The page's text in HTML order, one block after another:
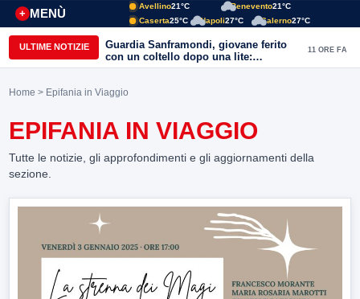
MENÙ
+
Avellino21°C Benevento21°C
Caserta25°C Napoli27°C Salerno27°C
ULTIME NOTIZIE
Guardia Sanframondi, giovane ferito
con un coltello dopo una lite:
individuato il presunto autore
11 ORE FA
Home > Epifania in Viaggio
EPIFANIA IN VIAGGIO
Tutte le notizie, gli approfondimenti e gli aggiornamenti della
sezione.